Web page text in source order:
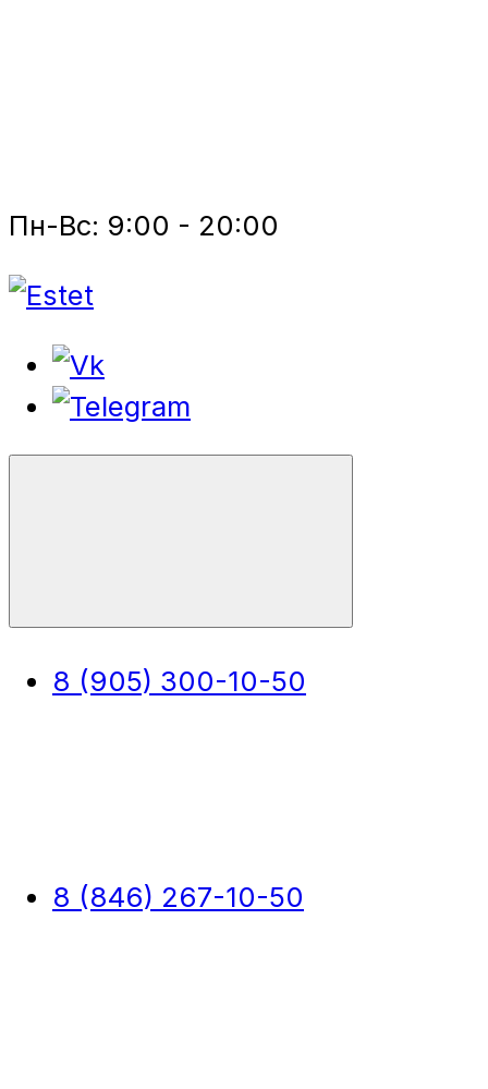
Пн-Вс: 9:00 - 20:00
8 (905) 300-10-50
8 (846) 267-10-50